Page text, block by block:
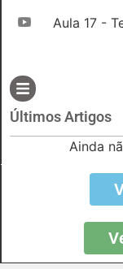
Aula 17 -
Últimos Artigos
Ainda